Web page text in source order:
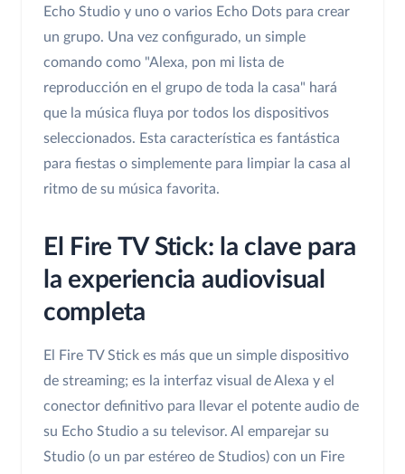
Echo Studio y uno o varios Echo Dots para crear
un grupo. Una vez configurado, un simple
comando como "Alexa, pon mi lista de
reproducción en el grupo de toda la casa" hará
que la música fluya por todos los dispositivos
seleccionados. Esta característica es fantástica
para fiestas o simplemente para limpiar la casa al
ritmo de su música favorita.
El Fire TV Stick: la clave para
la experiencia audiovisual
completa
El Fire TV Stick es más que un simple dispositivo
de streaming; es la interfaz visual de Alexa y el
conector definitivo para llevar el potente audio de
su Echo Studio a su televisor. Al emparejar su
Studio (o un par estéreo de Studios) con un Fire